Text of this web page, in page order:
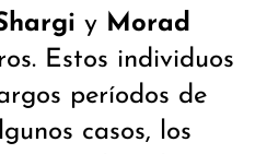
y Morad
Estos individuos
períodos de
casos, los